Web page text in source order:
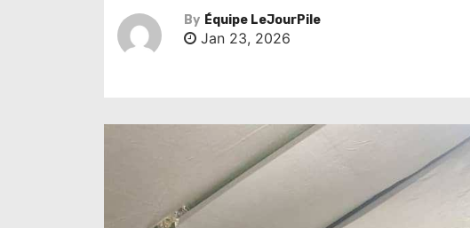
By Équipe LeJourPile
Jan 23, 2026